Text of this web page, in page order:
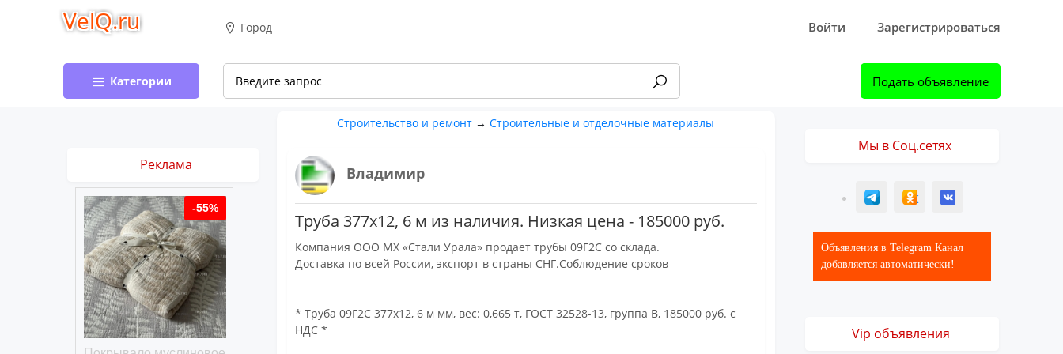
VelQ.ru Город Войти Зарегистрироваться
Категории Подать объявление
Строительство и ремонт →Строительные и отделочные материалы
Владимир
Труба 377х12, 6 м из наличия. Низкая цена - 185000 руб.
Компания ООО МХ «Стали Урала» продает трубы 09Г2С со склада.
Доставка по всей России, экспорт в страны СНГ.Соблюдение сроков
* Труба 09Г2С 377х12, 6 м мм, вес: 0,665 т, ГОСТ 32528-13, группа В, 185000 руб. с
НДС *
Реклама
-55% -55%
Мы в Соц.сетях
T ОК ВК
Объявления в Telegram Канал
добавляется автоматически!
Vip объявления